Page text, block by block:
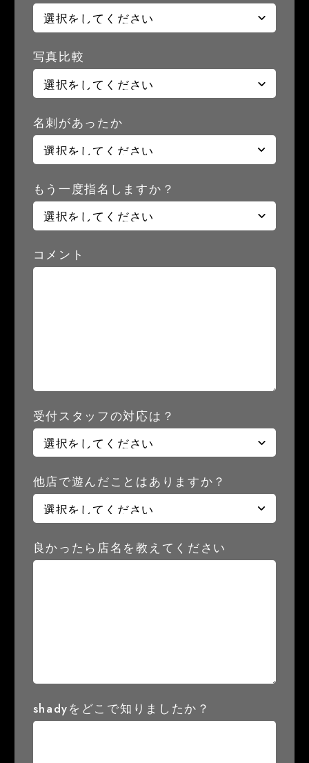
写真比較
名刺があったか
もう一度指名しますか？
コメント
受付スタッフの対応は？
他店で遊んだことはありますか？
良かったら店名を教えてください
shadyをどこで知りましたか？